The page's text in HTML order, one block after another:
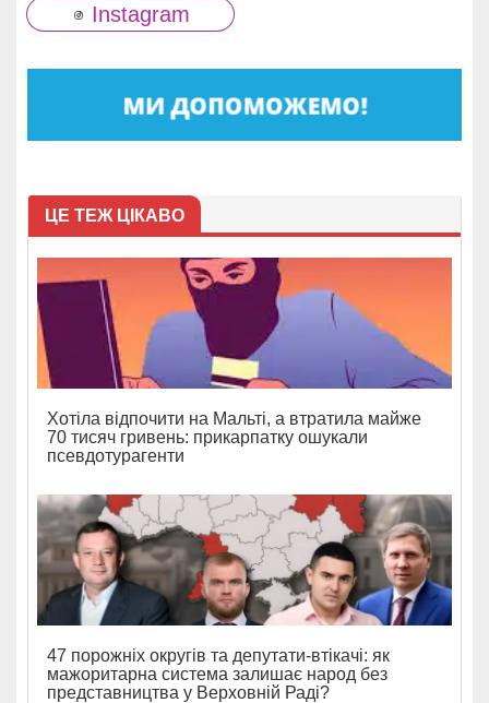
Instagram
ЦЕ ТЕЖ ЦІКАВО
Хотіла відпочити на Мальті, а втратила майже
70 тисяч гривень: прикарпатку ошукали
псевдотурагенти
47 порожніх округів та депутати-втікачі: як
мажоритарна система залишає народ без
представництва у Верховній Раді?